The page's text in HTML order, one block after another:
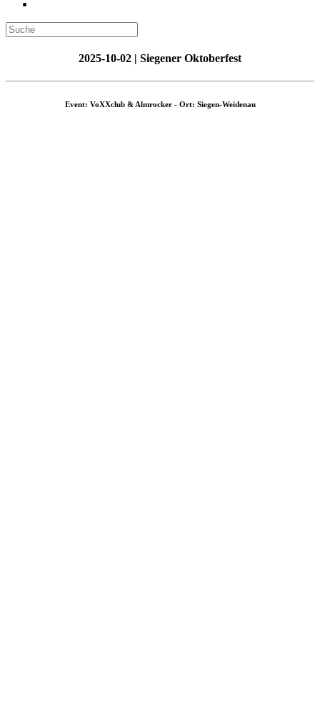
2025-10-02 | Siegener Oktoberfest
Event: VoXXclub & Almrocker - Ort: Siegen-Weidenau